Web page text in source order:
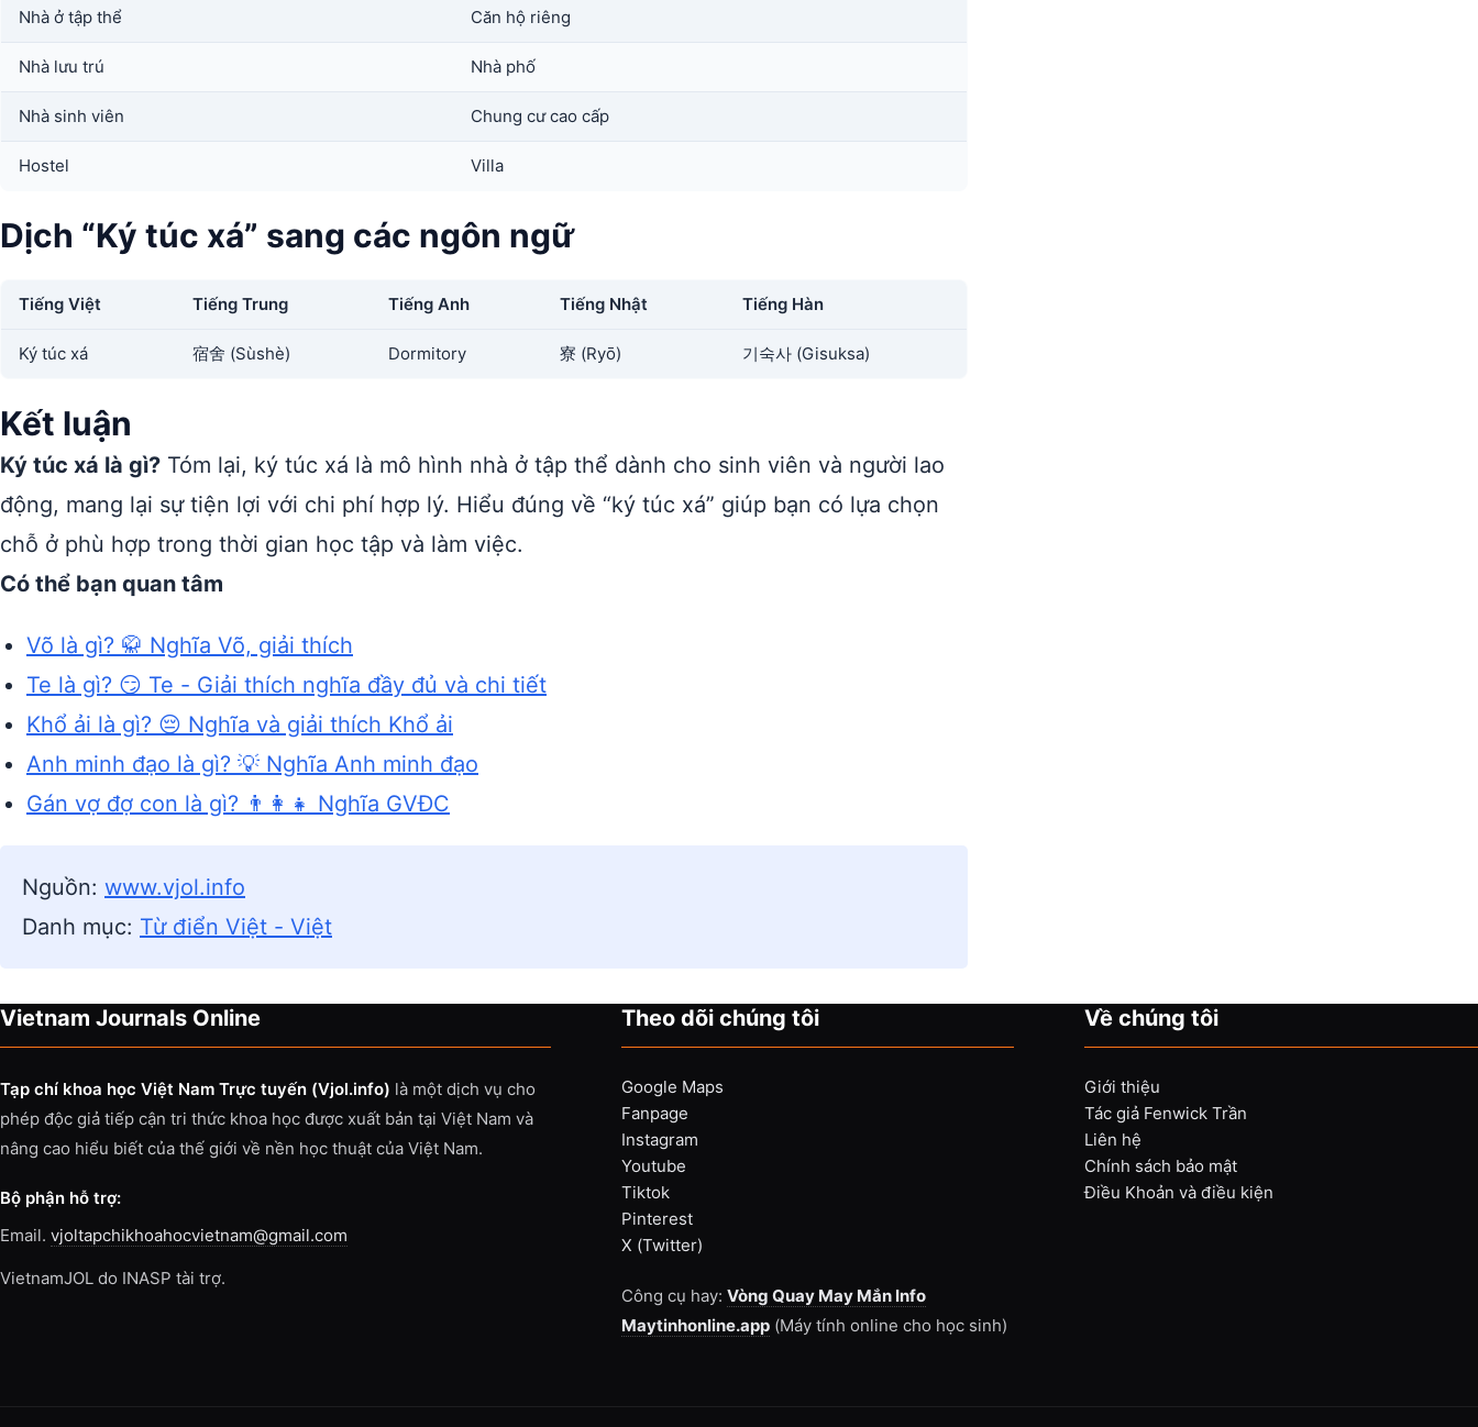
Nhà ở tập thể Căn hộ riêng
Nhà lưu trú Nhà phố
Nhà sinh viên Chung cư cao cấp
Hostel Villa
Dịch “Ký túc xá” sang các ngôn ngữ
Tiếng Việt Tiếng Trung Tiếng Anh Tiếng Nhật Tiếng Hàn
Ký túc xá 宿舍 (Sùshè) Dormitory 寮 (Ryō) 기숙사 (Gisuksa)
Kết luận
Ký túc xá là gì? Tóm lại, ký túc xá là mô hình nhà ở tập thể dành cho sinh viên và người lao
động, mang lại sự tiện lợi với chi phí hợp lý. Hiểu đúng về “ký túc xá” giúp bạn có lựa chọn
chỗ ở phù hợp trong thời gian học tập và làm việc.
Có thể bạn quan tâm
Võ là gì? 🥋 Nghĩa Võ, giải thích
Te là gì? 😏 Te - Giải thích nghĩa đầy đủ và chi tiết
Khổ ải là gì? 😔 Nghĩa và giải thích Khổ ải
Anh minh đạo là gì? 💡 Nghĩa Anh minh đạo
Gán vợ đợ con là gì? 👨‍👩‍👧 Nghĩa GVĐC
Nguồn: www.vjol.info
Danh mục: Từ điển Việt - Việt
Vietnam Journals Online
Tạp chí khoa học Việt Nam Trực tuyến (Vjol.info) là một dịch vụ cho
phép độc giả tiếp cận tri thức khoa học được xuất bản tại Việt Nam và
nâng cao hiểu biết của thế giới về nền học thuật của Việt Nam.
Bộ phận hỗ trợ:
Email. vjoltapchikhoahocvietnam@gmail.com
VietnamJOL do INASP tài trợ.
Theo dõi chúng tôi
Google Maps
Fanpage
Instagram
Youtube
Tiktok
Pinterest
X (Twitter)
Công cụ hay: Vòng Quay May Mắn Info
Maytinhonline.app(Máy tính online cho học sinh)
Về chúng tôi
Giới thiệu
Tác giả Fenwick Trần
Liên hệ
Chính sách bảo mật
Điều Khoản và điều kiện